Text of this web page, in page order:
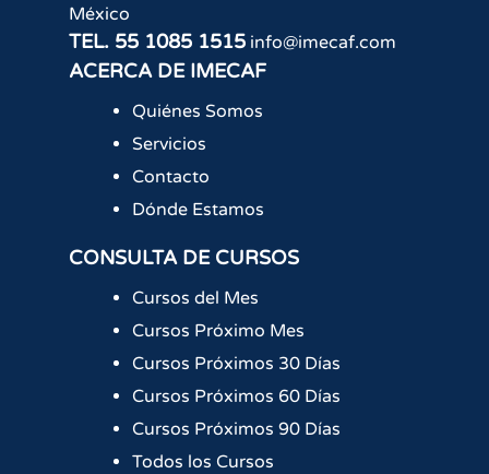
México
TEL. 55 1085 1515 info@imecaf.com
ACERCA DE IMECAF
Quiénes Somos
Servicios
Contacto
Dónde Estamos
CONSULTA DE CURSOS
Cursos del Mes
Cursos Próximo Mes
Cursos Próximos 30 Días
Cursos Próximos 60 Días
Cursos Próximos 90 Días
Todos los Cursos